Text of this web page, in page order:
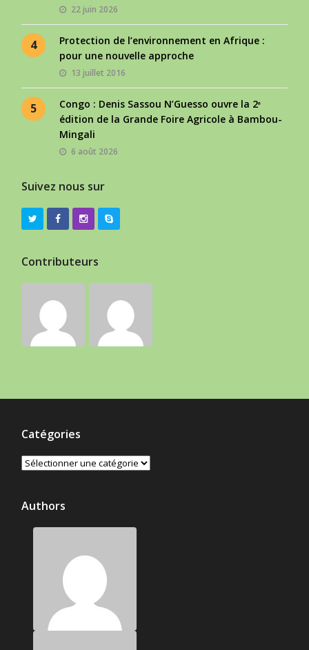
22 juin 2026
4
Protection de l’environnement en Afrique :
pour une nouvelle approche
13 juillet 2016
5
Congo : Denis Sassou N’Guesso ouvre la 2ᵉ
édition de la Grande Foire Agricole à Bambou-
Mingali
6 août 2026
Suivez nous sur
Contributeurs
Catégories
Catégories
Authors